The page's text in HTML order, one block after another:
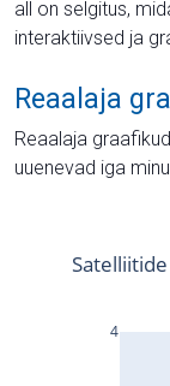
all on selgitus,
interaktiivsed ja
Reaalaja
Reaalaja
uuenevad iga